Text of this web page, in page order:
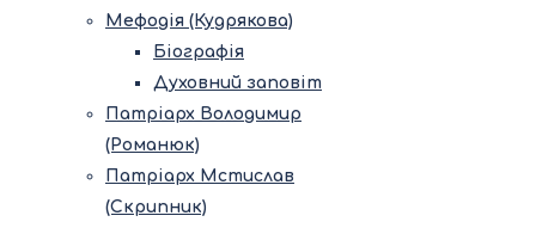
Мефодія (Кудрякова)
Біографія
Духовний заповіт
Патріарх Володимир
(Романюк)
Патріарх Мстислав
(Скрипник)